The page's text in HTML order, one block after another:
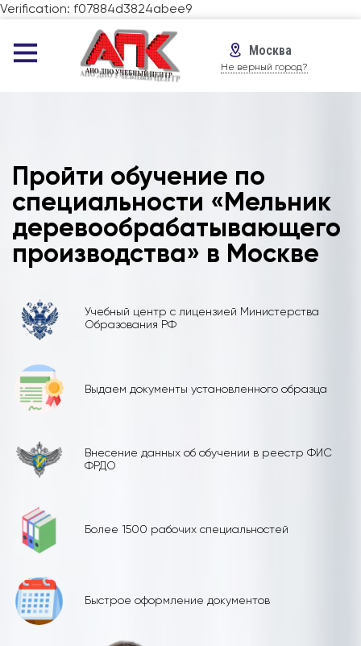
Verification: f07884d3824abee9
Москва
Не верный город?
Пройти обучение по
специальности «Мельник
деревообрабатывающего
производства» в Москве
Учебный центр с лицензией Министерства
Образования РФ
Выдаем документы установленного образца
Внесение данных об обучении в реестр ФИС
ФРДО
Более 1500 рабочих специальностей
Быстрое оформление документов